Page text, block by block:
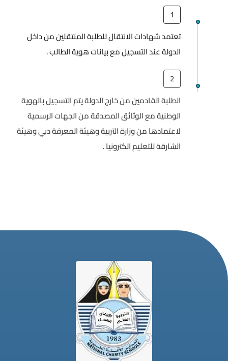
1
تعتمد شهادات الانتقال للطلبة المنتقلين من داخل
الدولة عند التسجيل مع بيانات هوية الطالب .
2
الطلبة القادمين من خارج الدولة يتم التسجيل بالهوية
الوطنية مع الوثائق المصدقة من الجهات الرسمية
لاعتمادها من وزارة التربية وهيئة المعرفة دبي وهيئة
الشارقة للتعليم الكترونيا .